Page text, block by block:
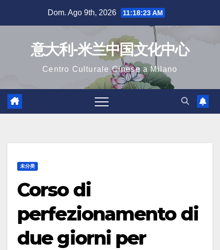
Dom. Ago 9th, 2026 11:18:24 AM
意大利-米兰中国文化中心
Centro Culturale Cinese a Milano
未分类
Corso di
perfezionamento di
due giorni per